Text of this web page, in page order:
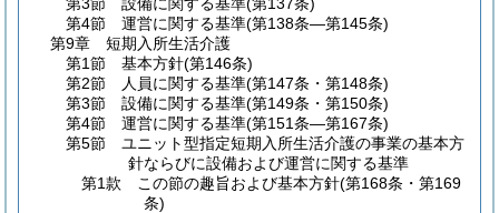
第4節
運営に関する基準(第138条―第145条)
第9章
短期入所生活介護
第1節
基本方針(第146条)
第2節
人員に関する基準(第147条・第148条)
第3節
設備に関する基準(第149条・第150条)
第4節
運営に関する基準(第151条―第167条)
第5節
ユニット型指定短期入所生活介護の事業の基本方
針ならびに設備および運営に関する基準
第1款
この節の趣旨および基本方針(第168条・第169
条)